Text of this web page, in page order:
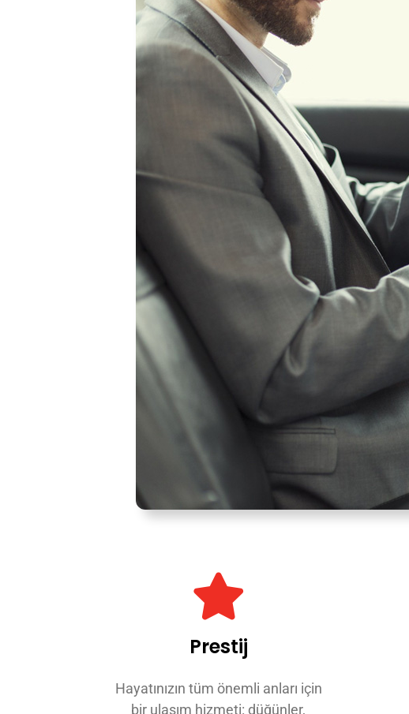
Prestij
Hayatınızın tüm önemli anları için
bir ulaşım hizmeti: düğünler,